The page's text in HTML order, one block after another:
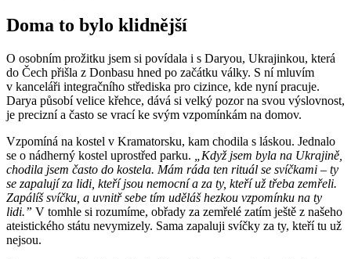
Doma to bylo klidnější
O osobním prožitku jsem si povídala i s Daryou, Ukrajinkou, která
do Čech přišla z Donbasu hned po začátku války. S ní mluvím
v kanceláři integračního střediska pro cizince, kde nyní pracuje.
Darya působí velice křehce, dává si velký pozor na svou výslovnost,
je precizní a často se vrací ke svým vzpomínkám na domov.
Vzpomíná na kostel v Kramatorsku, kam chodila s láskou. Jednalo
se o nádherný kostel uprostřed parku.
„Když jsem byla na Ukrajině,
chodila jsem často do kostela. Mám ráda ten rituál se svíčkami – ty
se zapalují za lidi, kteří jsou nemocní a za ty, kteří už třeba zemřeli.
Zapálíš svíčku, a uvnitř sebe tím uděláš hezkou vzpomínku na ty
lidi.” V tomhle si rozumíme, obřady za zemřelé zatím ještě z našeho
ateistického státu nevymizely. Sama zapaluji svíčky za ty, kteří tu už
nejsou.